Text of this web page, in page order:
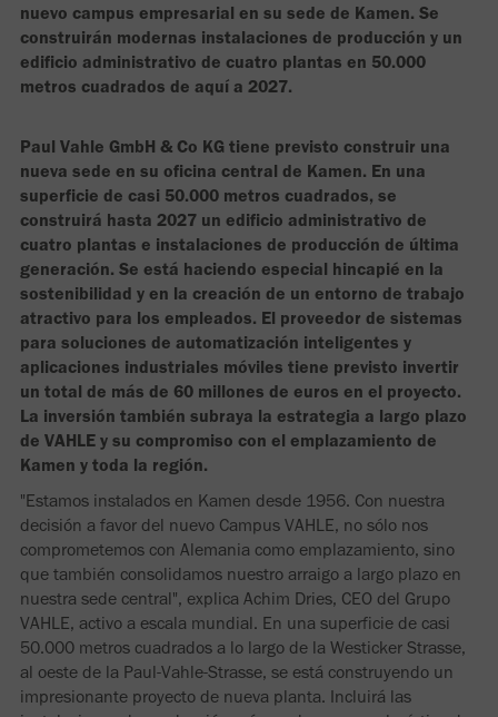
nuevo campus empresarial en su sede de Kamen. Se
construirán modernas instalaciones de producción y un
edificio administrativo de cuatro plantas en 50.000
metros cuadrados de aquí a 2027.
Paul Vahle GmbH & Co KG tiene previsto construir una
nueva sede en su oficina central de Kamen. En una
superficie de casi 50.000 metros cuadrados, se
construirá hasta 2027 un edificio administrativo de
cuatro plantas e instalaciones de producción de última
generación. Se está haciendo especial hincapié en la
sostenibilidad y en la creación de un entorno de trabajo
atractivo para los empleados. El proveedor de sistemas
para soluciones de automatización inteligentes y
aplicaciones industriales móviles tiene previsto invertir
un total de más de 60 millones de euros en el proyecto.
La inversión también subraya la estrategia a largo plazo
de VAHLE y su compromiso con el emplazamiento de
Kamen y toda la región.
"Estamos instalados en Kamen desde 1956. Con nuestra
decisión a favor del nuevo Campus VAHLE, no sólo nos
comprometemos con Alemania como emplazamiento, sino
que también consolidamos nuestro arraigo a largo plazo en
nuestra sede central", explica Achim Dries, CEO del Grupo
VAHLE, activo a escala mundial. En una superficie de casi
50.000 metros cuadrados a lo largo de la Westicker Strasse,
al oeste de la Paul-Vahle-Strasse, se está construyendo un
impresionante proyecto de nueva planta. Incluirá las